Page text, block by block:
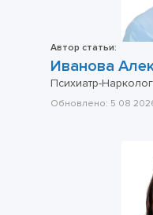
Автор статьи:
Иванова
Психиатр-Нарколог
Обновлено: 5 08